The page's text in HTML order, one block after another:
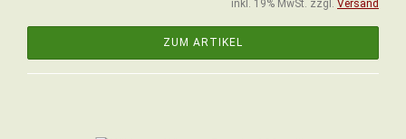
inkl. 19% MwSt. zzgl. Versand
ZUM ARTIKEL